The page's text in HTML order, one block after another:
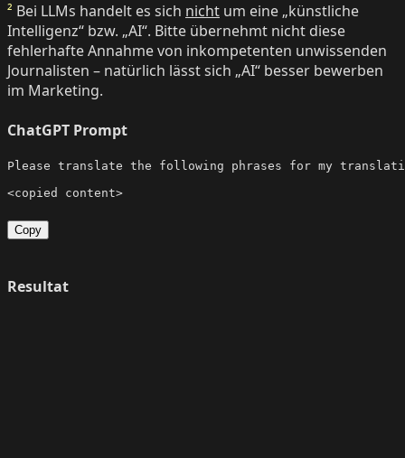
² Bei LLMs handelt es sich nicht um eine „künstliche
Intelligenz“ bzw. „AI“. Bitte übernehmt nicht diese
fehlerhafte Annahme von inkompetenten unwissenden
Journalisten – natürlich lässt sich „AI“ besser bewerben
im Marketing.
ChatGPT Prompt
Please translate the following phrases for my
<copied content>
Copy
Resultat